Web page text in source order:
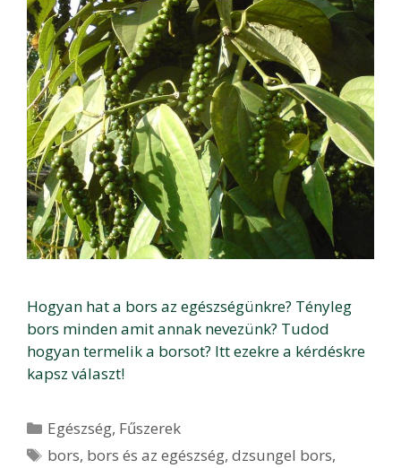
Hogyan hat a bors az egészségünkre? Tényleg
bors minden amit annak nevezünk? Tudod
hogyan termelik a borsot? Itt ezekre a kérdéskre
kapsz választ!
Kategória
Egészség, Fűszerek
Címkék
bors, bors és az egészség,dzsungel bors,